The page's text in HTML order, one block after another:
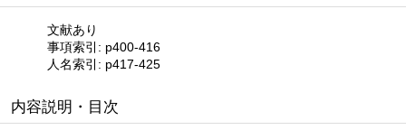
文献あり
事項索引: p400-416
人名索引: p417-425
内容説明・目次